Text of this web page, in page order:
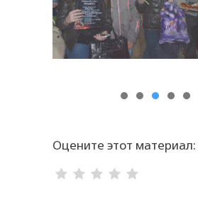
Оцените этот материал: